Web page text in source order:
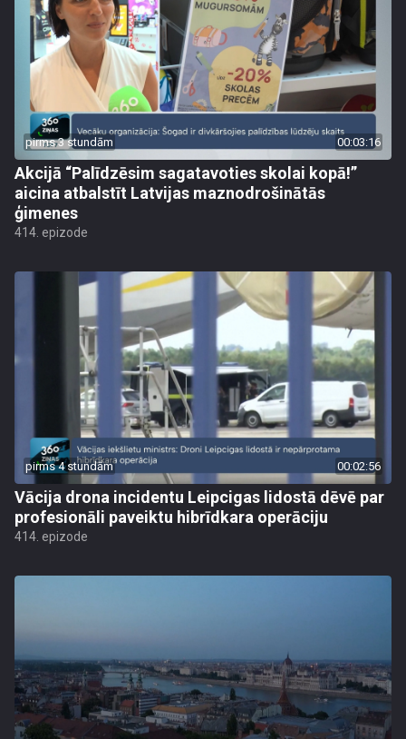
pirms 3 stundām 00:03:16
Akcijā “Palīdzēsim sagatavoties skolai kopā!”
aicina atbalstīt Latvijas maznodrošinātās
ģimenes
414. epizode
pirms 4 stundām 00:02:56
Vācija drona incidentu Leipcigas lidostā dēvē par
profesionāli paveiktu hibrīdkara operāciju
414. epizode